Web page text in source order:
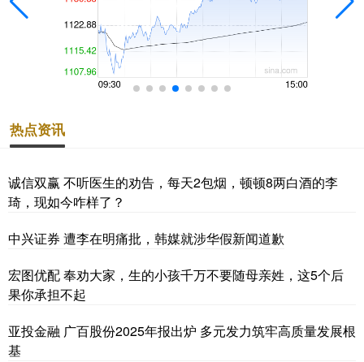
热点资讯
诚信双赢 不听医生的劝告，每天2包烟，顿顿8两白酒的李
琦，现如今咋样了？
中兴证券 遭李在明痛批，韩媒就涉华假新闻道歉
宏图优配 奉劝大家，生的小孩千万不要随母亲姓，这5个后
果你承担不起
亚投金融 广百股份2025年报出炉 多元发力筑牢高质量发展根
基